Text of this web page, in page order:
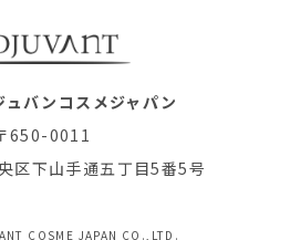
ュバンコスメジャパン
650-0011
区下山手通五丁目5番5号
COSME JAPAN CO.,LTD.